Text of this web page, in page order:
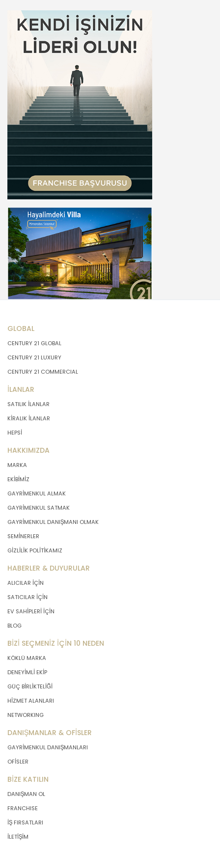
GLOBAL
CENTURY 21 GLOBAL
CENTURY 21 LUXURY
CENTURY 21 COMMERCIAL
İLANLAR
SATILIK İLANLAR
KİRALIK İLANLAR
HEPSİ
HAKKIMIZDA
MARKA
EKİBİMİZ
GAYRİMENKUL ALMAK
GAYRİMENKUL SATMAK
GAYRİMENKUL DANIŞMANI OLMAK
SEMİNERLER
GİZLİLİK POLİTİKAMIZ
HABERLER & DUYURULAR
ALICILAR İÇİN
SATICILAR İÇİN
EV SAHİPLERİ İÇİN
BLOG
BİZİ SEÇMENİZ İÇİN 10 NEDEN
KÖKLÜ MARKA
DENEYİMLİ EKİP
GÜÇ BİRLİKTELİĞİ
HİZMET ALANLARI
NETWORKING
DANIŞMANLAR & OFİSLER
GAYRİMENKUL DANIŞMANLARI
OFİSLER
BİZE KATILIN
DANIŞMAN OL
FRANCHISE
İŞ FIRSATLARI
İLETİŞİM